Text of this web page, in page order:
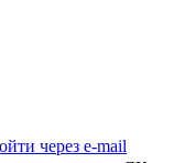
через e-mail